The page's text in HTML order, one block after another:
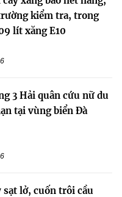
kiểm tra, trong
lít xăng E10
3 Hải quân cứu nữ du
tại vùng biển Đà
sạt lở, cuốn trôi cầu